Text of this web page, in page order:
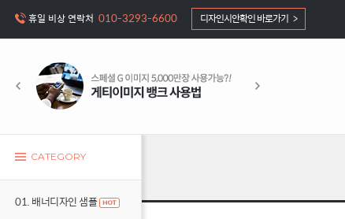
CATEGORY
01. 배너디자인 샘플
휴일 비상 연락처 010-3293-6600 디자인시안확인 바로가기 >